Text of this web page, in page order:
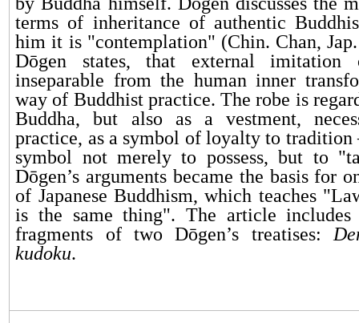
terms of inheritance of authentic
him it is "contemplation" (Chin. Chan,
Dōgen states, that external
inseparable from the human inner
way of Buddhist practice. The robe is
Buddha, but also as a vestment,
practice, as a symbol of loyalty to
symbol not merely to possess, but to
Dōgen’s arguments became the basis for
of Japanese Buddhism, which teaches
is the same thing". The article includes
fragments of two Dōgen’s treatises:
kudoku.